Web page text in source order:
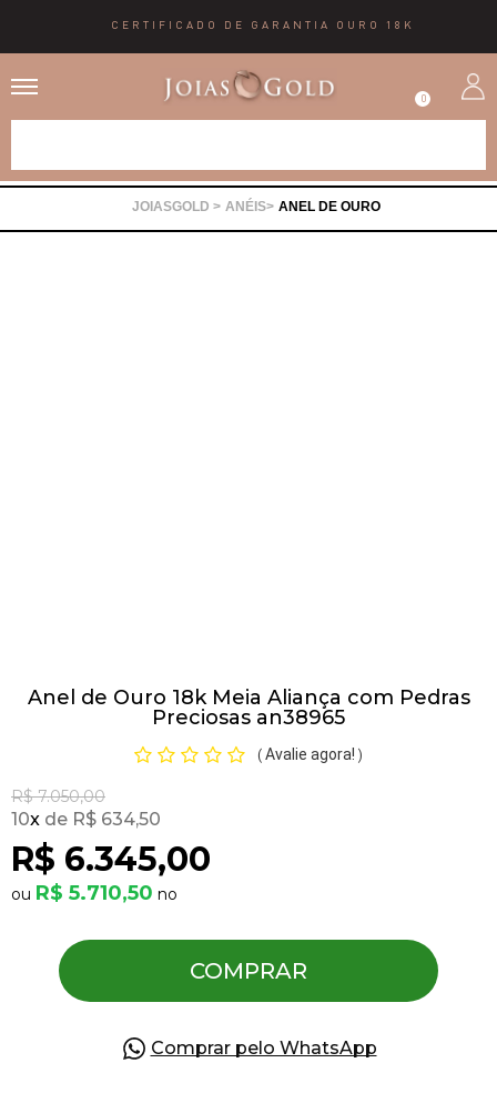
CERTIFICADO DE GARANTIA OURO 18K
0
ANÉIS ANEL DE OURO
Anel de Ouro 18k Meia Aliança com Pedras
Preciosas an38965
( Avalie agora! )
R$ 7.050,00
R$ 6.345,00
10x R$ 634,50
R$ 5.710,50
COMPRAR
Comprar pelo WhatsApp
Pedras Preciosas
OFERTAS